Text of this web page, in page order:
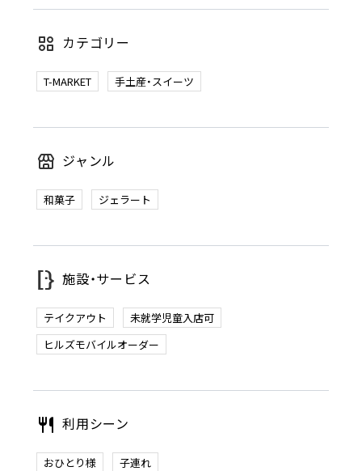
カテゴリー
T-MARKET 手土産・スイーツ
ジャンル
和菓子 ジェラート
施設・サービス
テイクアウト
未就学児童入店可
ヒルズモバイルオーダー
利用シーン
おひとり様 子連れ